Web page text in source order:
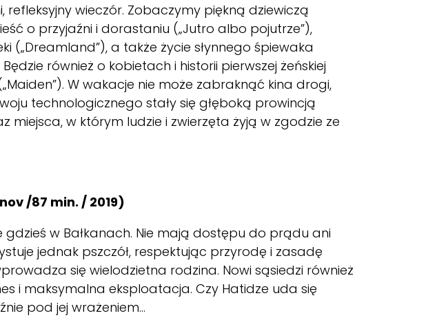
refleksyjny wieczór. Zobaczymy piękną dziewiczą
o przyjaźni i dorastaniu („Jutro albo pojutrze”),
a także życie słynnego śpiewaka
również o kobietach i historii pierwszej żeńskiej
W wakacje nie może zabraknąć kina drogi,
technologicznego stały się głęboką prowincją
miejsca, w którym ludzie i zwierzęta żyją w zgodzie ze
/87 min. / 2019)
w Bałkanach. Nie mają dostępu do prądu ani
jednak pszczół, respektując przyrodę i zasadę
się wielodzietna rodzina. Nowi sąsiedzi również
i maksymalna eksploatacja. Czy Hatidze uda się
pod jej wrażeniem…